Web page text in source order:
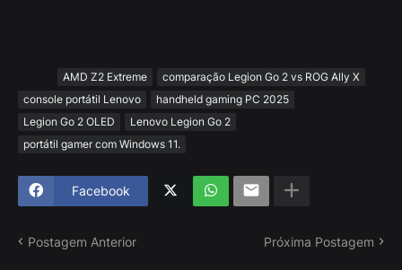
AMD Z2 Extreme
comparação Legion Go 2 vs ROG Ally X
console portátil Lenovo
handheld gaming PC 2025
Legion Go 2 OLED
Lenovo Legion Go 2
portátil gamer com Windows 11.
Facebook
Postagem Anterior Próxima Postagem